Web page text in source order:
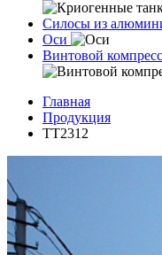
Силосы из
Оси
Винтовой
Главная
Продукция
ТТ2312